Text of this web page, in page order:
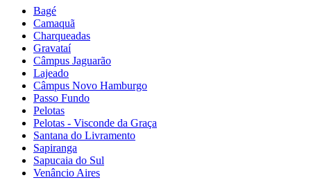
Bagé
Camaquã
Charqueadas
Gravataí
Câmpus Jaguarão
Lajeado
Câmpus Novo Hamburgo
Passo Fundo
Pelotas
Pelotas - Visconde da Graça
Santana do Livramento
Sapiranga
Sapucaia do Sul
Venâncio Aires